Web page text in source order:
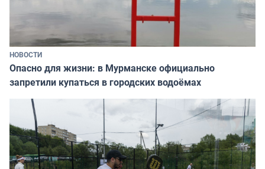
НОВОСТИ
Опасно для жизни: в Мурманске официально
запретили купаться в городских водоёмах